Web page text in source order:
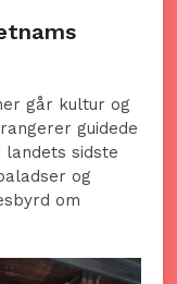
går kultur og
guidede
sidste
og
om